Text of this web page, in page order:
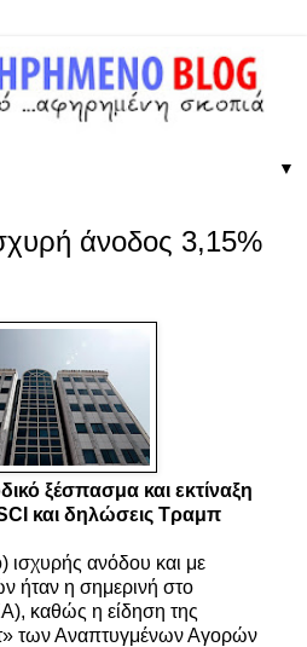
▼
άνοδος 3,15%
ξέσπασμα και εκτίναξη
και δηλώσεις Τραμπ
ισχυρής ανόδου και με
ήταν η σημερινή στο
καθώς η είδηση της
των Αναπτυγμένων Αγορών